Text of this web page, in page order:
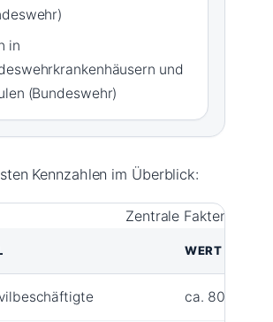
in
und
(Bundeswehr)
Kennzahlen im Überblick:
Zentrale Fakten auf
WERT
ca. 80.000